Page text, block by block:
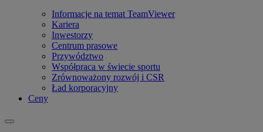
Informacje na temat TeamViewer
Kariera
Inwestorzy
Centrum prasowe
Przywództwo
Współpraca w świecie sportu
Zrównoważony rozwój i CSR
Ład korporacyjny
Ceny